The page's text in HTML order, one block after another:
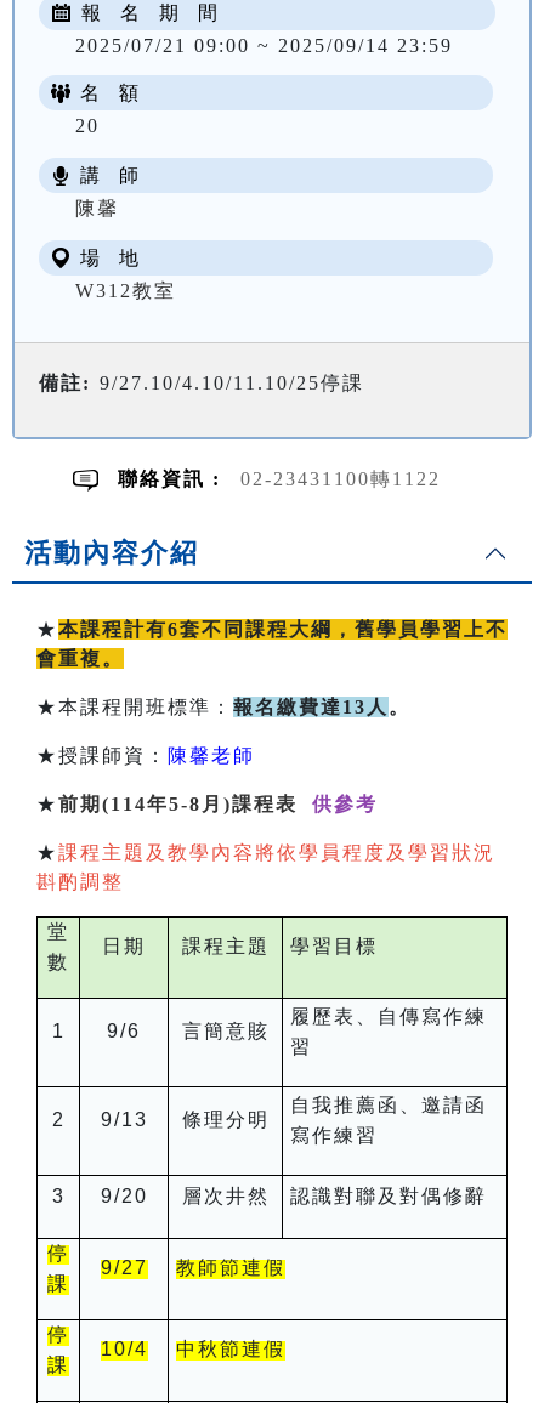
報 名 期 間
2025/07/21 09:00 ~ 2025/09/14 23:59
名 額
20
講 師
陳馨
場 地
W312教室
備註: 9/27.10/4.10/11.10/25停課
聯絡資訊 : 02-23431100轉1122
活動內容介紹
★本課程計有6套不同課程大綱，舊學員學習上不
會重複。
★本課程開班標準： 報名繳費達13人 。
★授課師資： 陳馨老師
★前期(114年5-8月)課程表 供參考
★課程主題及教學內容將依學員程度及學習狀況
斟酌調整
堂
數
日期 課程主題 學習目標
1 9/6 言簡意賅
履歷表、自傳寫作練
習
2 9/13 條理分明
自我推薦函、邀請函
寫作練習
3 9/20 層次井然 認識對聯及對偶修辭
停
課
9/27 教師節連假
停
課
10/4 中秋節連假